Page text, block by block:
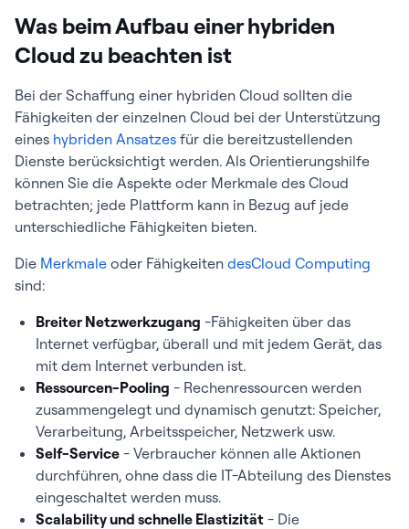
Was beim Aufbau einer hybriden
Cloud zu beachten ist
Bei der Schaffung einer hybriden Cloud sollten die
Fähigkeiten der einzelnen Cloud bei der Unterstützung
eines hybriden Ansatzes für die bereitzustellenden
Dienste berücksichtigt werden. Als Orientierungshilfe
können Sie die Aspekte oder Merkmale des Cloud
betrachten; jede Plattform kann in Bezug auf jede
unterschiedliche Fähigkeiten bieten.
Die Merkmale oder Fähigkeiten desCloud Computing
sind:
Breiter Netzwerkzugang -Fähigkeiten über das
Internet verfügbar, überall und mit jedem Gerät, das
mit dem Internet verbunden ist.
Ressourcen-Pooling - Rechenressourcen werden
zusammengelegt und dynamisch genutzt: Speicher,
Verarbeitung, Arbeitsspeicher, Netzwerk usw.
Self-Service - Verbraucher können alle Aktionen
durchführen, ohne dass die IT-Abteilung des Dienstes
eingeschaltet werden muss.
Scalability und schnelle Elastizität - Die